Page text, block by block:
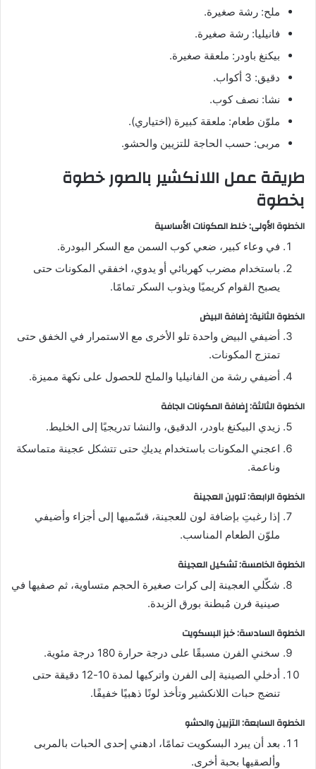
ملح: رشة صغيرة.
فانيليا: رشة صغيرة.
بيكنغ باودر: ملعقة صغيرة.
دقيق: 3 أكواب.
نشا: نصف كوب.
ملوّن طعام: ملعقة كبيرة (اختياري).
مربى: حسب الحاجة للتزيين والحشو.
طريقة عمل اللانكشير بالصور خطوة
بخطوة
الخطوة الأولى: خلط المكونات الأساسية
في وعاء كبير، ضعي كوب السمن مع السكر البودرة.
باستخدام مضرب كهربائي أو يدوي، اخفقي المكونات حتى
يصبح القوام كريميًا ويذوب السكر تمامًا.
الخطوة الثانية: إضافة البيض
أضيفي البيض واحدة تلو الأخرى مع الاستمرار في الخفق حتى
تمتزج المكونات.
أضيفي رشة من الفانيليا والملح للحصول على نكهة مميزة.
الخطوة الثالثة: إضافة المكونات الجافة
زيدي البيكنغ باودر، الدقيق، والنشا تدريجيًا إلى الخليط.
اعجني المكونات باستخدام يديكِ حتى تتشكل عجينة متماسكة
وناعمة.
الخطوة الرابعة: تلوين العجينة
إذا رغبتِ بإضافة لون للعجينة، قسّميها إلى أجزاء وأضيفي
ملوّن الطعام المناسب.
الخطوة الخامسة: تشكيل العجينة
شكّلي العجينة إلى كرات صغيرة الحجم متساوية، ثم صفيها في
صينية فرن مُبطنة بورق الزبدة.
الخطوة السادسة: خبز البسكويت
سخني الفرن مسبقًا على درجة حرارة 180 درجة مئوية.
أدخلي الصينية إلى الفرن واتركيها لمدة 10-12 دقيقة حتى
تنضج حبات اللانكشير وتأخذ لونًا ذهبيًا خفيفًا.
الخطوة السابعة: التزيين والحشو
بعد أن يبرد البسكويت تمامًا، ادهني إحدى الحبات بالمربى
وألصقيها بحبة أخرى.